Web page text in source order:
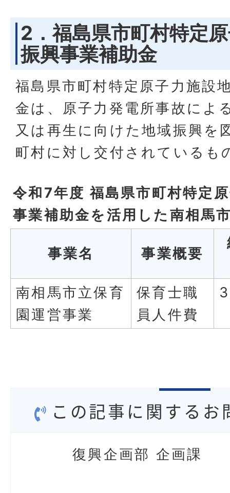
2．福島県市町村特定
振興事業補助金
福島県市町村特定原子力施設
金は、原子力発電所事故によ
又は再生に向けた地域振興を
町村に対し交付されているも
令和7年度 福島県市町村特定
事業補助金を活用した南相馬
事業名 事業概要
南相馬市立保育
園運営事業
保育士職
員人件費
この記事に関するお
復興企画部 企画課